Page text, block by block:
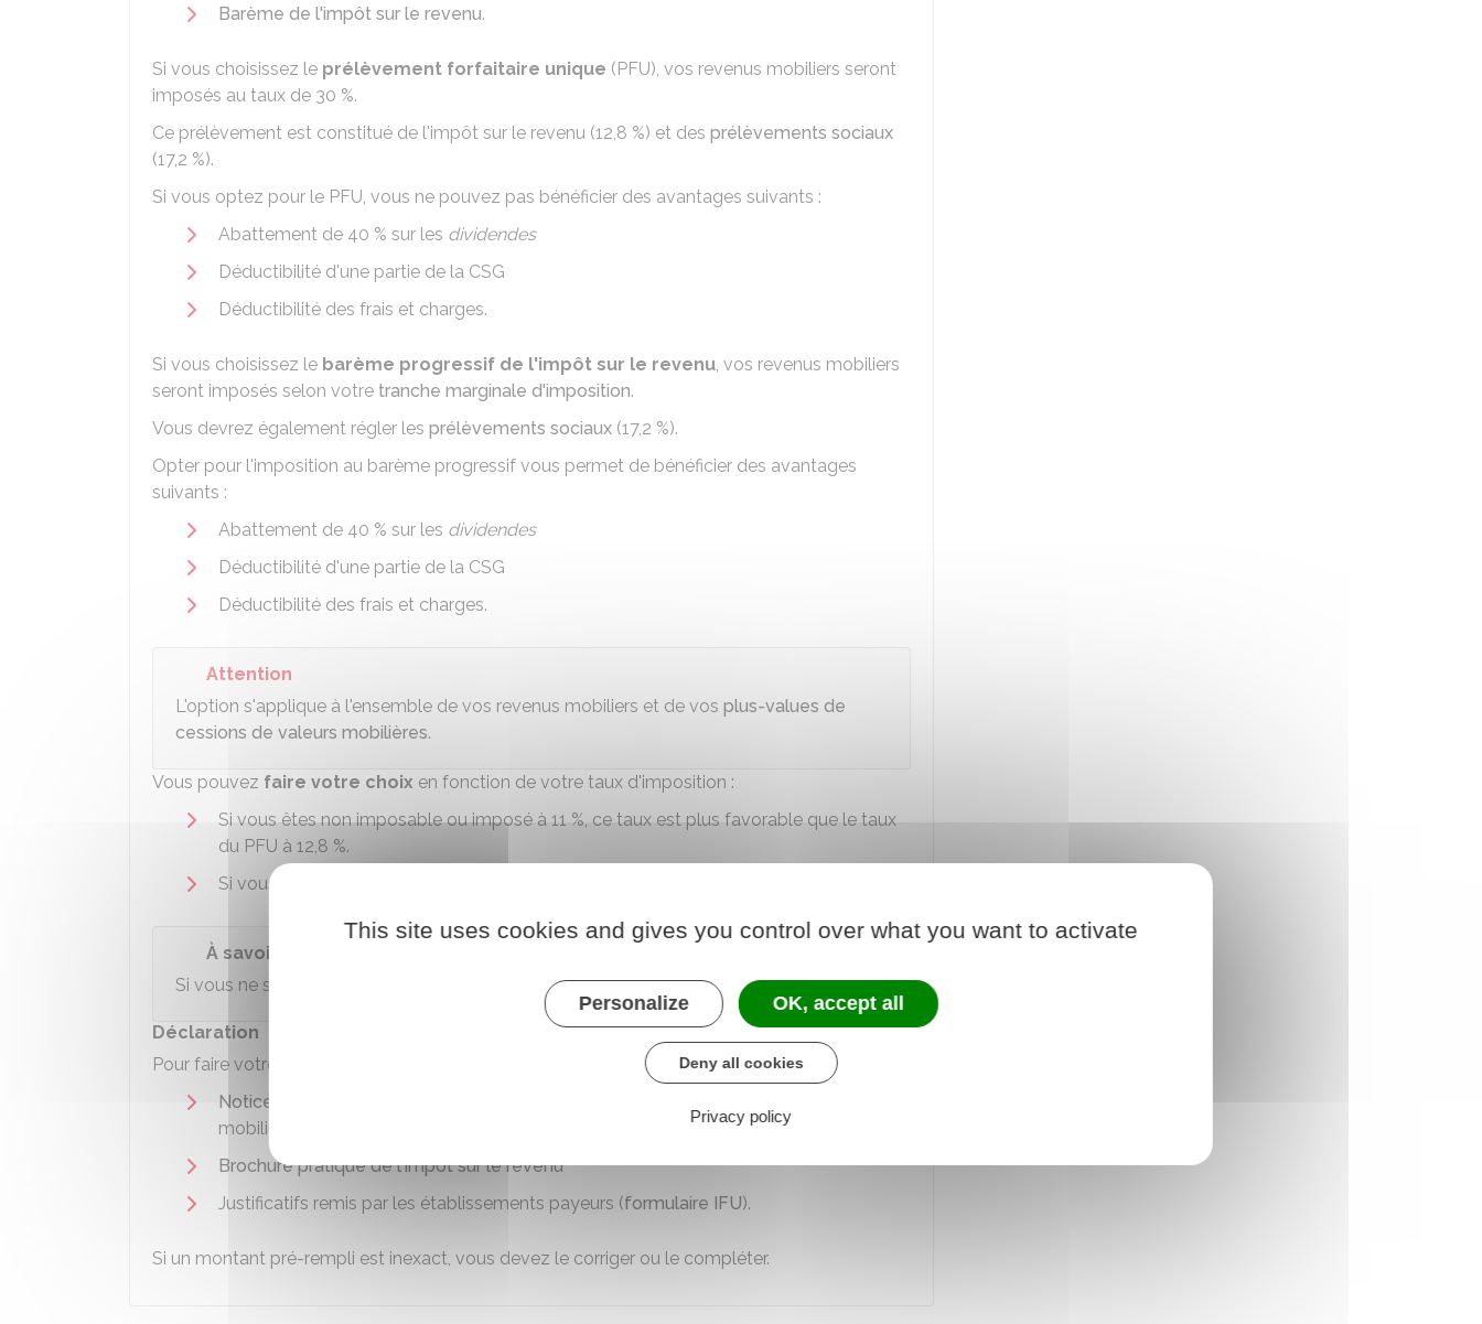
Barème de l'impôt sur le revenu.
Si vous choisissez le prélèvement forfaitaire unique (PFU), vos revenus mobiliers seront
imposés au taux de 30 %.
Ce prélèvement est constitué de l'impôt sur le revenu (12,8 %) et des prélèvements sociaux
(17,2 %).
Si vous optez pour le PFU, vous ne pouvez pas bénéficier des avantages suivants :
Abattement de 40 % sur les dividendes
Déductibilité d'une partie de la CSG
Déductibilité des frais et charges.
Si vous choisissez le barème progressif de l'impôt sur le revenu, vos revenus mobiliers
seront imposés selon votre tranche marginale d'imposition.
Vous devrez également régler les prélèvements sociaux (17,2 %).
Opter pour l'imposition au barème progressif vous permet de bénéficier des avantages
suivants :
Abattement de 40 % sur les dividendes
Déductibilité d'une partie de la CSG
Déductibilité des frais et charges.
Attention
L'option s'applique à l'ensemble de vos revenus mobiliers et de vos plus-values de
cessions de valeurs mobilières.
Vous pouvez faire votre choix en fonction de votre taux d'imposition :
Si vous êtes non imposable ou imposé à 11 %, ce taux est plus favorable que le taux
du PFU à 12,8 %.
Si vous êtes imposé à
À savoir
Si vous ne spécifiez pas votre choix, vos revenus sont soumis au PFU.
Déclaration
Pour faire votre
, vous pouvez consulter les documents suivants :
Notice explicative
mobiliers)
Brochure pratique de l'impôt sur le revenu
Justificatifs remis par les établissements payeurs (formulaire IFU).
Si un montant pré-rempli est inexact, vous devez le corriger ou le compléter.
This site uses cookies and gives you control over what you want to activate
Personalize OK, accept all
Deny all cookies
Privacy policy